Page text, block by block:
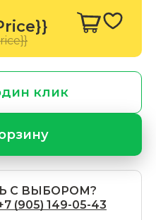
клик
С ВЫБОРОМ?
(905) 149-05-43